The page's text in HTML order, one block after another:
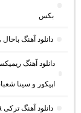
بکس
دانلود آهنگ
اپیکور و سینا
دانلود آهنگ ترکی Ah Be Manolya از بوراک بولوت